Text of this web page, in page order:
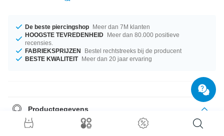
De beste piercingshop Meer dan 7M klanten
HOOGSTE TEVREDENHEID Meer dan 80.000 positieve
recensies.
FABRIEKSPRIJZEN
Bestel rechtstreeks bij de producent
BESTE KWALITEIT Meer dan 20 jaar ervaring
Productgegevens
Dit artikel is beschikbaar in diktes van 1.6 mm tot 10 mm. Haal snel deze
trendy artikelen voor iemand anders er mee weg is!